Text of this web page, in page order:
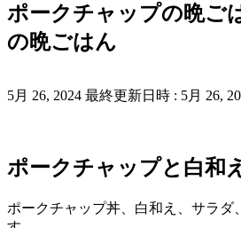
ポークチャップの晩ご
の晩ごはん
5月 26, 2024 最終更新日時 : 5月 26,
ポークチャップと白和え
ポークチャップ丼、白和え、サラダ